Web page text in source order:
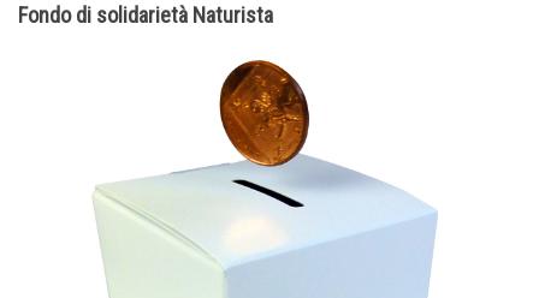
Fondo di solidarietà Naturista